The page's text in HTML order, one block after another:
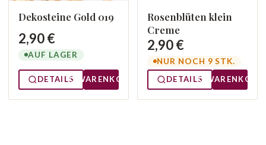
Dekosteine Gold 019
2,90 €
AUF LAGER
DETAILS WARENKORB
Rosenblüten klein
Creme
2,90 €
NUR NOCH 9 STK.
DETAILS
WARENKORB